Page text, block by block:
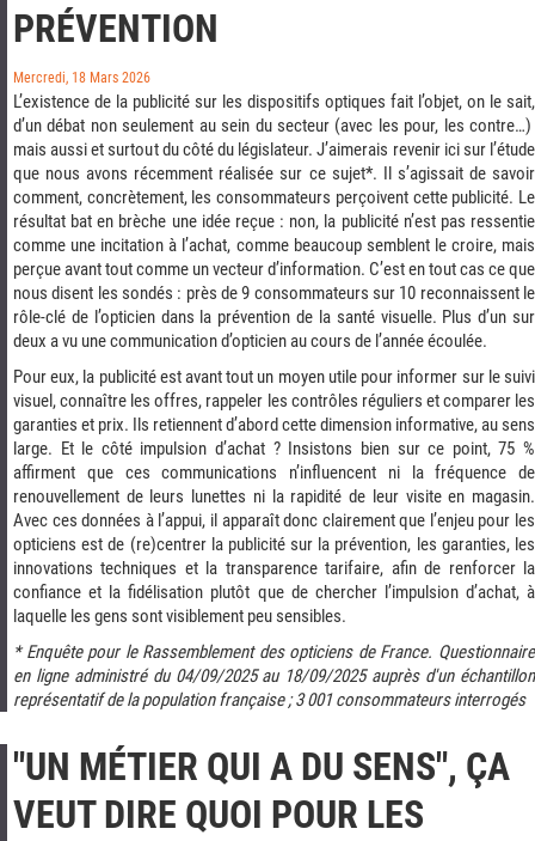
PRÉVENTION
Mercredi, 18 Mars 2026
L’existence de la publicité sur les dispositifs optiques fait l’objet, on le sait,
d’un débat non seulement au sein du secteur (avec les pour, les contre…)
mais aussi et surtout du côté du législateur. J’aimerais revenir ici sur l’étude
que nous avons récemment réalisée sur ce sujet*. Il s’agissait de savoir
comment, concrètement, les consommateurs perçoivent cette publicité. Le
résultat bat en brèche une idée reçue : non, la publicité n’est pas ressentie
comme une incitation à l’achat, comme beaucoup semblent le croire, mais
perçue avant tout comme un vecteur d’information. C’est en tout cas ce que
nous disent les sondés : près de 9 consommateurs sur 10 reconnaissent le
rôle-clé de l’opticien dans la prévention de la santé visuelle. Plus d’un sur
deux a vu une communication d’opticien au cours de l’année écoulée.
Pour eux, la publicité est avant tout un moyen utile pour informer sur le suivi
visuel, connaître les offres, rappeler les contrôles réguliers et comparer les
garanties et prix. Ils retiennent d’abord cette dimension informative, au sens
large. Et le côté impulsion d’achat ? Insistons bien sur ce point,75 %
affirment que ces communications n’influencent ni la fréquence de
renouvellement de leurs lunettes ni la rapidité de leur visite en magasin.
Avec ces données à l’appui, il apparaît donc clairement que l’enjeu pour les
opticiens est de (re)centrer la publicité sur la prévention, les garanties, les
innovations techniques et la transparence tarifaire, afin de renforcer la
confiance et la fidélisation plutôt que de chercher l’impulsion d’achat, à
laquelle les gens sont visiblement peu sensibles.
* Enquête pour le Rassemblement des opticiens de France. Questionnaire
en ligne administré du 04/09/2025 au 18/09/2025 auprès d'un échantillon
représentatif de la population française ; 3 001 consommateurs interrogés
"UN MÉTIER QUI A DU SENS", ÇA
VEUT DIRE QUOI POUR LES